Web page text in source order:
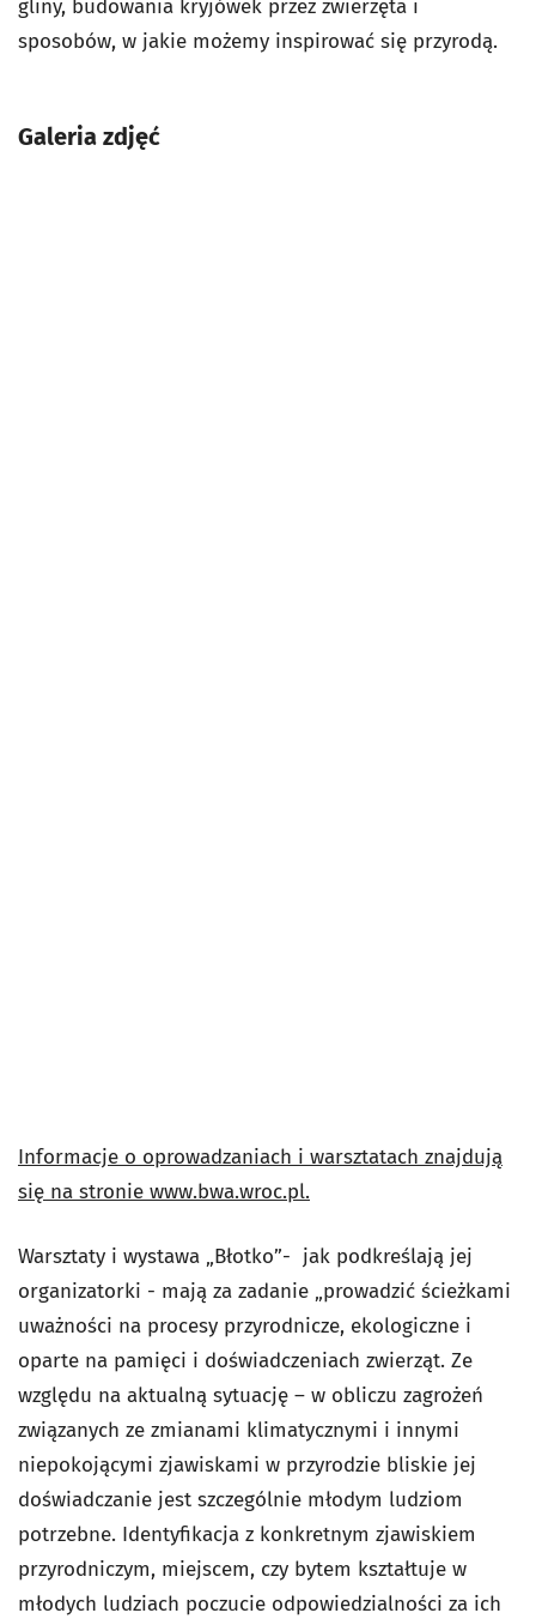
gliny, budowania kryjówek przez zwierzęta i
sposobów, w jakie możemy inspirować się przyrodą.
Galeria zdjęć
Informacje o oprowadzaniach i warsztatach znajdują
się na stronie www.bwa.wroc.pl.
Warsztaty i wystawa „Błotko”- jak podkreślają jej
organizatorki - mają za zadanie „prowadzić ścieżkami
uważności na procesy przyrodnicze, ekologiczne i
oparte na pamięci i doświadczeniach zwierząt. Ze
względu na aktualną sytuację – w obliczu zagrożeń
związanych ze zmianami klimatycznymi i innymi
niepokojącymi zjawiskami w przyrodzie bliskie jej
doświadczanie jest szczególnie młodym ludziom
potrzebne. Identyfikacja z konkretnym zjawiskiem
przyrodniczym, miejscem, czy bytem kształtuje w
młodych ludziach poczucie odpowiedzialności za ich